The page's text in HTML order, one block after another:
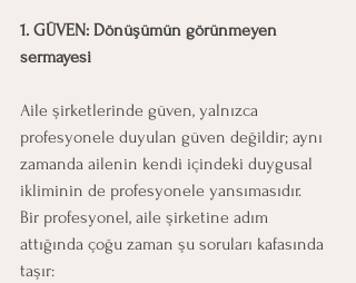
1. GÜVEN: Dönüşümün görünmeyen
sermayesi
Aile şirketlerinde güven, yalnızca
profesyonele duyulan güven değildir; aynı
zamanda ailenin kendi içindeki duygusal
ikliminin de profesyonele yansımasıdır.
Bir profesyonel, aile şirketine adım
attığında çoğu zaman şu soruları kafasında
taşır: